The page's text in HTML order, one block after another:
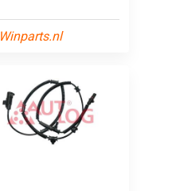
Winparts.nl